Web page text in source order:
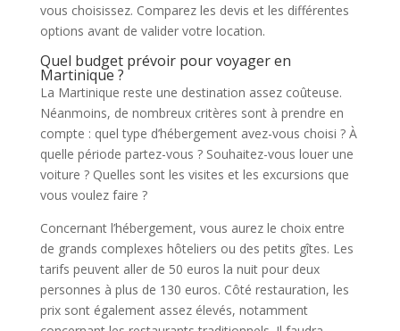
vous choisissez. Comparez les devis et les différentes
options avant de valider votre location.
Quel budget prévoir pour voyager en
Martinique ?
La Martinique reste une destination assez coûteuse.
Néanmoins, de nombreux critères sont à prendre en
compte : quel type d’hébergement avez-vous choisi ? À
quelle période partez-vous ? Souhaitez-vous louer une
voiture ? Quelles sont les visites et les excursions que
vous voulez faire ?
Concernant l’hébergement, vous aurez le choix entre
de grands complexes hôteliers ou des petits gîtes. Les
tarifs peuvent aller de 50 euros la nuit pour deux
personnes à plus de 130 euros. Côté restauration, les
prix sont également assez élevés, notamment